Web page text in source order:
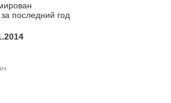
последний год